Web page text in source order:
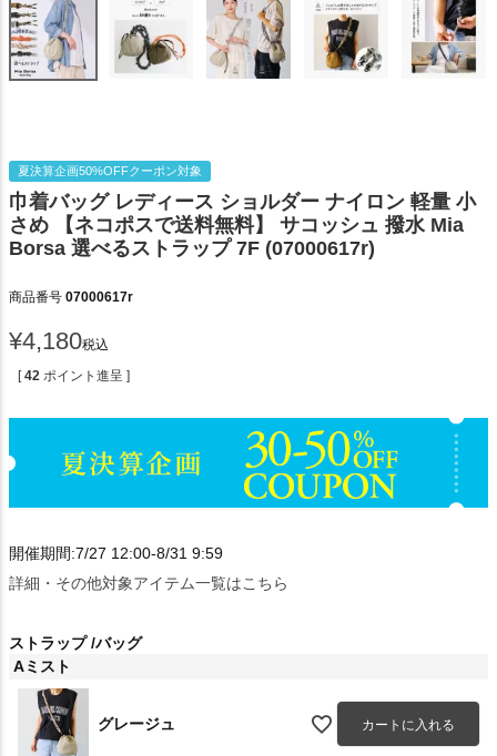
夏決算企画50%OFFクーポン対象
巾着バッグ レディース ショルダー ナイロン 軽量 小
さめ 【ネコポスで送料無料】 サコッシュ 撥水 Mia
Borsa 選べるストラップ 7F (07000617r)
商品番号 07000617r
¥4,180税込
[ 42 ポイント進呈 ]
開催期間:7/27 12:00-8/31 9:59
詳細・その他対象アイテム一覧はこちら
ストラップ バッグ
Aミスト
グレージュ カートに入れる